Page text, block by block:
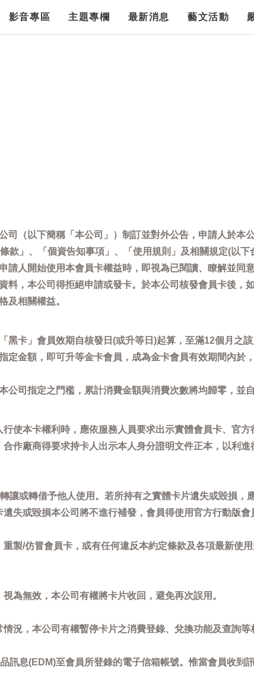
影音專區 主題專欄 最新消息 藝文活動
司（以下簡稱「本公司」）制訂並對外公告，申請人於本
款」、「個資告知事項」、「使用規則」及相關規定(以
人開始使用本會員卡權益時，即視為已閱讀、瞭解並同
料，本公司得拒絕申請或發卡。於本公司核發會員卡後，
及相關權益。
黑卡」會員效期自核發日(或升等日)起算，至滿12個月之該
定金額，即可升等金卡會員，成為金卡會員有效期間內於
公司指定之門檻，累計消費金額與消費次數將均歸零，並
使本卡權利時，應依服務人員要求出示實體會員卡、官
作廠商得要求持卡人出示本人身分證明文件正本，以利
讓或轉借予他人使用。若所持有之實體卡片遺失或毀損
失或毀損本公司將不進行補發，會員得使用官方行動版會
製/仿冒會員卡，或有任何違反本約定條款及各項最新使
為無效，本公司有權將卡片收回，避免再次誤用。
況，本公司有權暫停卡片之消費登錄、兌換功能及查詢等
訊息(EDM)至會員所登錄的電子信箱帳號。惟當會員收到